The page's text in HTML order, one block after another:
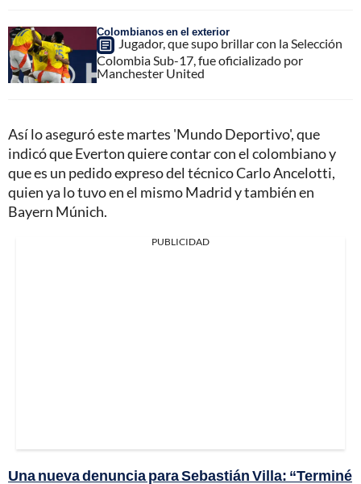
Colombianos en el exterior
Jugador, que supo brillar con la Selección
Colombia Sub-17, fue oficializado por
Manchester United
Así lo aseguró este martes 'Mundo Deportivo', que
indicó que Everton quiere contar con el colombiano y
que es un pedido expreso del técnico Carlo Ancelotti,
quien ya lo tuvo en el mismo Madrid y también en
Bayern Múnich.
PUBLICIDAD
Una nueva denuncia para Sebastián Villa: “Terminé